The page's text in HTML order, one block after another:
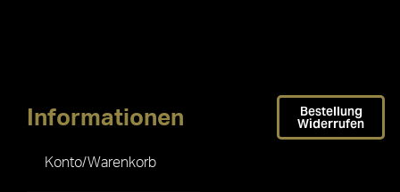
Informationen
Konto/Warenkorb
Bestellung
Widerrufen